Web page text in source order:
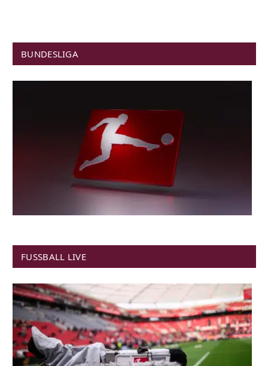
BUNDESLIGA
FUSSBALL LIVE